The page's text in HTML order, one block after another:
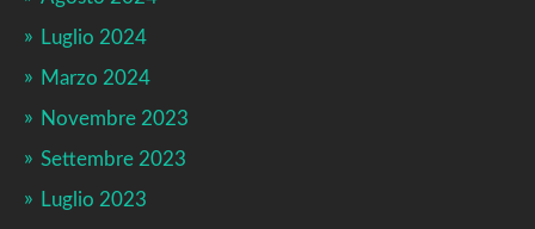
Luglio 2024
Marzo 2024
Novembre 2023
Settembre 2023
Luglio 2023